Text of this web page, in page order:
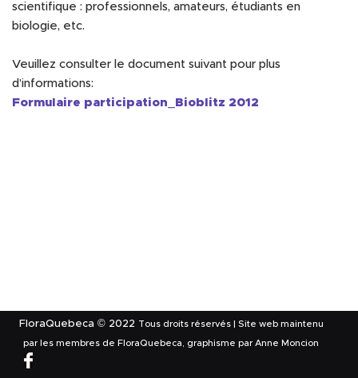
scientifique : professionnels, amateurs, étudiants en
biologie, etc.
Veuillez consulter le document suivant pour plus
d’informations:
Formulaire participation_Bioblitz 2012
FloraQuebeca © 2022 Tous droits réservés | Site web maintenu
par les membres de FloraQuebeca, graphisme par Anne Moncion